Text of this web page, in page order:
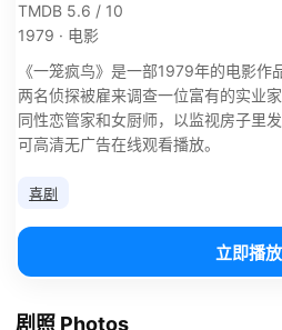
TMDB 5.6 / 10
1979 · 电影
《一笼疯鸟》是一部1979年的电影作
两名侦探被雇来调查一位富有的实业
同性恋管家和女厨师，以监视房子里
可高清无广告在线观看播放。
喜剧
立即播放
剧照 Photos